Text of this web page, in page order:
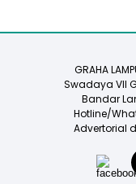
GRAHA
Swadaya VII
Bandar
Hotline/
Advertorial